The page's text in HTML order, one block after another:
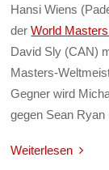
Hansi Wiens
derWorld
David Sly (CAN)
Masters-
Gegner wird
gegen Sean
Weiterlesen